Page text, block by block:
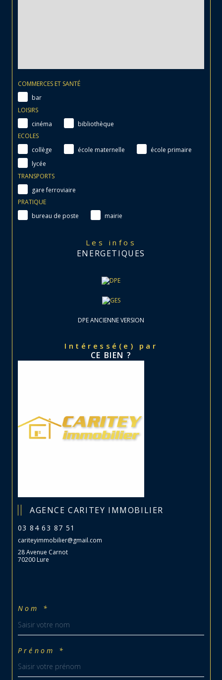
COMMERCES ET SANTÉ
bar
LOISIRS
cinéma
bibliothèque
ECOLES
collège
école maternelle
école primaire
lycée
TRANSPORTS
gare ferroviaire
PRATIQUE
bureau de poste
mairie
Les infos
ENERGETIQUES
DPE ANCIENNE VERSION
Intéressé(e) par
CE BIEN ?
AGENCE CARITEY IMMOBILIER
03 84 63 87 51
cariteyimmobilier@gmail.com
28 Avenue Carnot
70200 Lure
Nom *
Prénom *